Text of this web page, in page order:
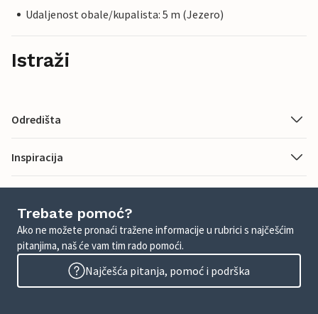
Udaljenost obale/kupalista: 5 m (Jezero)
Istraži
Odredišta
Inspiracija
Trebate pomoć?
Ako ne možete pronaći tražene informacije u rubrici s najčešćim
pitanjima, naš će vam tim rado pomoći.
Najčešća pitanja, pomoć i podrška